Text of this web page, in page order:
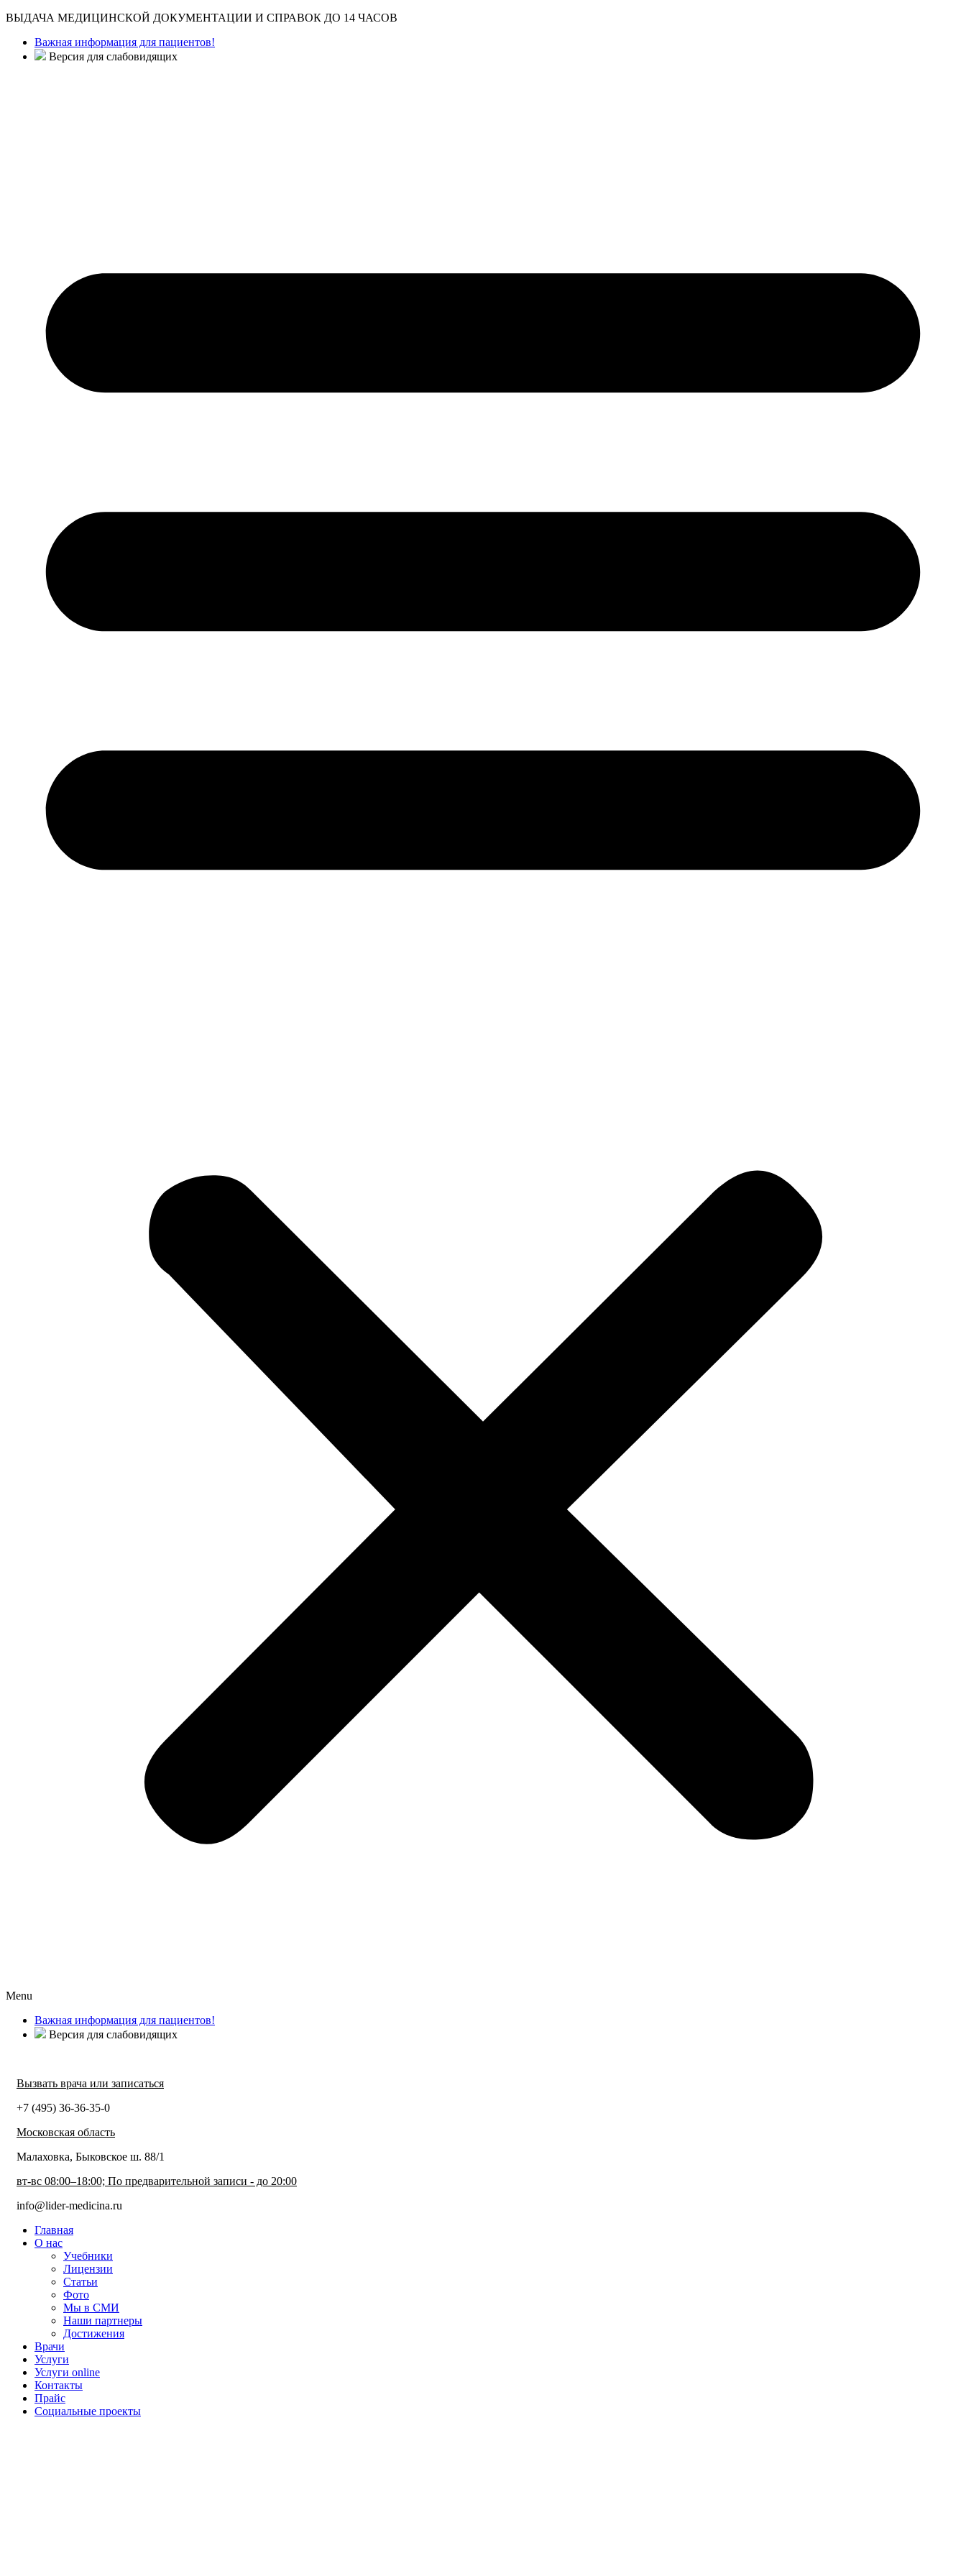
ВЫДАЧА МЕДИЦИНСКОЙ ДОКУМЕНТАЦИИ И СПРАВОК ДО 14 ЧАСОВ
Важная информация для пациентов!
Версия для слабовидящих
Menu
Важная информация для пациентов!
Версия для слабовидящих
Вызвать врача или записаться
+7 (495) 36-36-35-0
Московская область
Малаховка, Быковское ш. 88/1
вт-вс 08:00–18:00; По предварительной записи - до 20:00
info@lider-medicina.ru
Главная
О нас
Учебники
Лицензии
Статьи
Фото
Мы в СМИ
Наши партнеры
Достижения
Врачи
Услуги
Услуги online
Контакты
Прайс
Социальные проекты